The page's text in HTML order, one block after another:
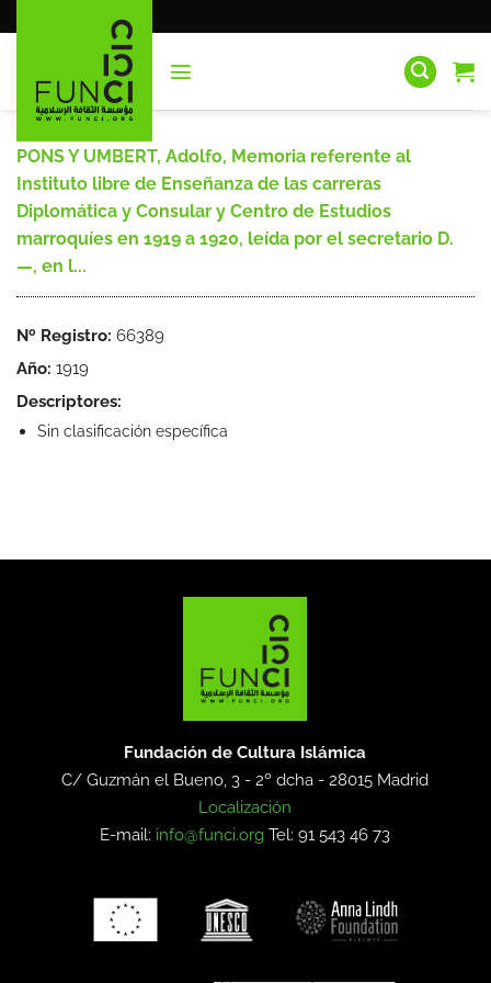
al
PONS Y UMBERT, Adolfo, Memoria referente al
Instituto libre de Enseñanza de las carreras
Diplomática y Consular y Centro de Estudios
marroquíes en 1919 a 1920, leída por el secretario D.
—, en l...
Nº Registro: 66389
Año: 1919
Descriptores:
Sin clasificación específica
Fundación de Cultura Islámica
C/ Guzmán el Bueno, 3 - 2º dcha -28015 Madrid
Localización
E-mail: info@funci.org Tel: 91 543 46 73